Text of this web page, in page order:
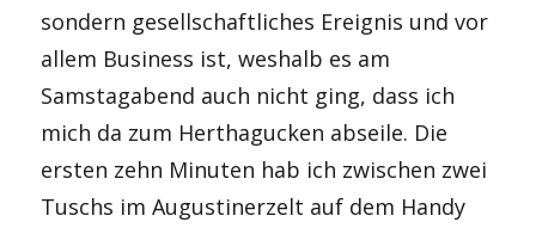
sondern gesellschaftliches Ereignis und vor
allem Business ist, weshalb es am
Samstagabend auch nicht ging, dass ich
mich da zum Herthagucken abseile. Die
ersten zehn Minuten hab ich zwischen zwei
Tuschs im Augustinerzelt auf dem Handy